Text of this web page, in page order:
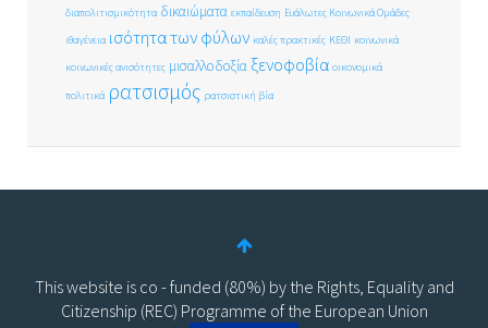
διαπολιτισμικότητα δικαιώματα εκπαίδευση Ευάλωτες Κοινωνικά Ομάδες
ιθαγένεια ισότητα των φύλων καλές πρακτικές ΚΕΘΙ κοινωνικά
κοινωνικές ανισότητες μισαλλοδοξίαξενοφοβία οικονομικά
πολιτικά ρατσισμός ρατσιστική βία
This website is co - funded (80%) by the Rights, Equality and
Citizenship (REC) Programme of the European Union